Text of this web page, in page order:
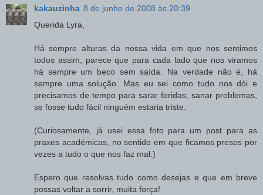
kakauzinha 8 de junho de 2008 às 20:39
Querida Lyra,
Há sempre alturas da nossa vida em que nos sentimos
todos assim, parece que para cada lado que nos viramos
há sempre um beco sem saída. Na verdade não é, há
sempre uma solução. Mas eu sei como tudo nos dói e
precisamos de tempo para sarar feridas, sanar problemas,
se fosse tudo fácil ninguém estaria triste.
(Curiosamente, já usei essa foto para um post para as
praxes académicas, no sentido em que ficamos presos por
vezes a tudo o que nos faz mal.)
Espero que resolvas tudo como desejas e que em breve
possas voltar a sorrir, muita força!